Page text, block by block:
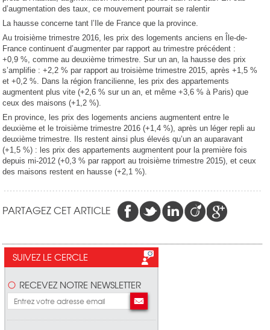
d’augmentation des taux, ce mouvement pourrait se ralentir
La hausse concerne tant l’Ile de France que la province.
Au troisième trimestre 2016, les prix des logements anciens en Île-de-
France continuent d’augmenter par rapport au trimestre précédent :
+0,9 %, comme au deuxième trimestre. Sur un an, la hausse des prix
s’amplifie : +2,2 % par rapport au troisième trimestre 2015, après +1,5 %
et +0,2 %. Dans la région francilienne, les prix des appartements
augmentent plus vite (+2,6 % sur un an, et même +3,6 % à Paris) que
ceux des maisons (+1,2 %).
En province, les prix des logements anciens augmentent entre le
deuxième et le troisième trimestre 2016 (+1,4 %), après un léger repli au
deuxième trimestre. Ils restent ainsi plus élevés qu’un an auparavant
(+1,5 %) : les prix des appartements augmentent pour la première fois
depuis mi-2012 (+0,3 % par rapport au troisième trimestre 2015), et ceux
des maisons restent en hausse (+2,1 %).
PARTAGEZ CET ARTICLE
SUIVEZ LE CERCLE
RECEVEZ NOTRE NEWSLETTER